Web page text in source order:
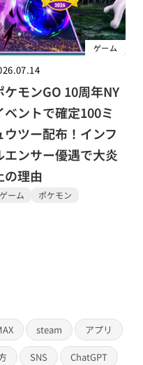
ゲーム
ケモンGO 10周年NY
ベントで確定100ミ
ウツー配布！インフ
エンサー優遇で大炎
の理由
ゲーム ポケモン
steam アプリ
SNS ChatGPT